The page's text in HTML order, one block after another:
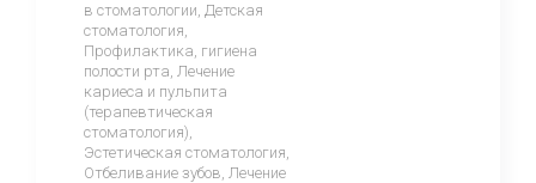
в стоматологии, Детская
стоматология,
Профилактика, гигиена
полости рта, Лечение
кариеса и пульпита
(терапевтическая
стоматология),
Эстетическая стоматология,
Отбеливание зубов, Лечение